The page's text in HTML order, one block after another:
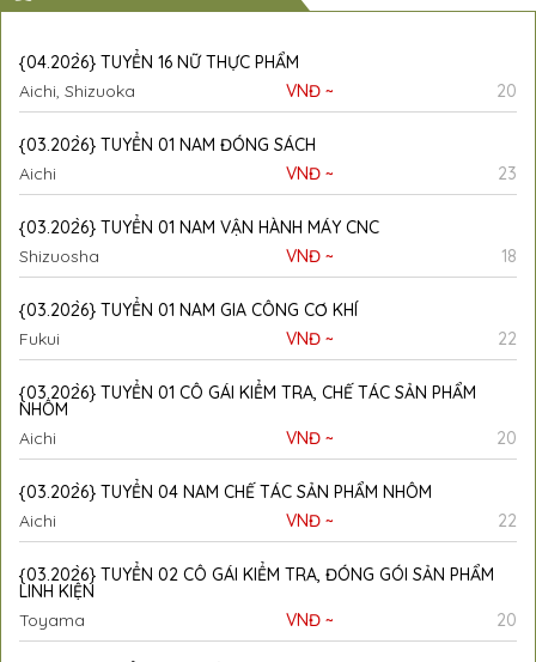
{04.202̀6} TUYỂN 16 NỮ THỰC PHẨM
Aichi, Shizuoka
VNĐ ~ 20
{03.202̀6} TUYỂN 01 NAM ĐÓNG SÁCH
Aichi
VNĐ ~ 23
{03.202̀6} TUYỂN 01 NAM VẬN HÀNH MÁY CNC
Shizuosha
VNĐ ~ 18
{03.202̀6} TUYỂN 01 NAM GIA CÔNG CƠ KHÍ
Fukui
VNĐ ~ 22
{03.202̀6} TUYỂN 01 CÔ GÁI KIỂM TRA, CHẾ TÁC SẢN PHẨM
NHÔM
Aichi
VNĐ ~ 20
{03.202̀6} TUYỂN 04 NAM CHẾ TÁC SẢN PHẨM NHÔM
Aichi
VNĐ ~ 22
{03.202̀6} TUYỂN 02 CÔ GÁI KIỂM TRA, ĐÓNG GÓI SẢN PHẨM
LINH KIỆN
Toyama
VNĐ ~ 20